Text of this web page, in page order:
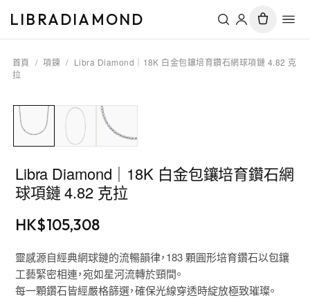
LIBRADIAMOND
首頁 / 項鍊 / Libra Diamond｜18K 白金包鑲培育鑽石網球項鏈 4.82 克
拉
Libra Diamond｜18K 白金包鑲培育鑽石網
球項鏈 4.82 克拉
HK$105,308
靈感源自經典網球鏈的流暢韻律，183 顆圓形培育鑽石以包鑲
工藝緊密相連，宛如星河流轉於頸間。
每一顆鑽石皆經嚴格篩選，確保光線穿透時綻放極致璀璨。